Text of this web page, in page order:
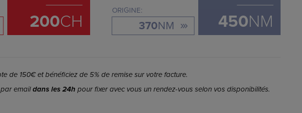
200CH ORIGINE:
370NM 450NM
de 150€ et bénéficiez de 5% de remise sur votre facture.
emaildans les 24h pour fixer avec vous un rendez-vous selon vos disponibilités.